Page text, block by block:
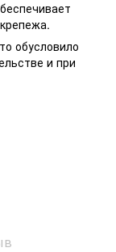
обусловило
и при